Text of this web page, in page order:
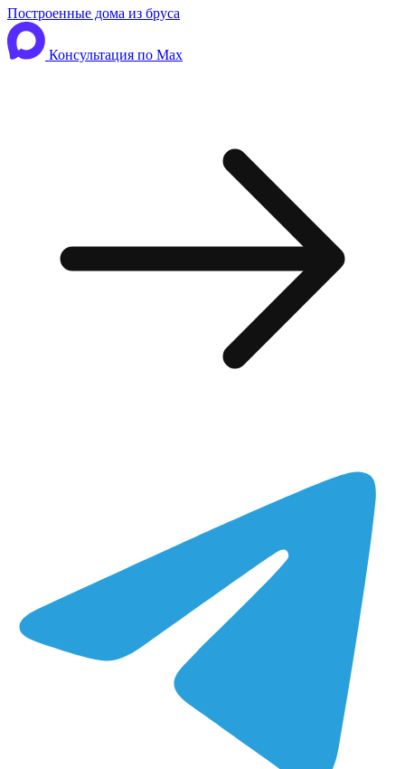
Построенные дома из бруса
Консультация по Max